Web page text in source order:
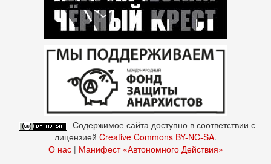
Содержимое сайта доступно в соответствии с
лицензией Creative Commons BY-NC-SA.
О нас| Манифест «Автономного Действия»